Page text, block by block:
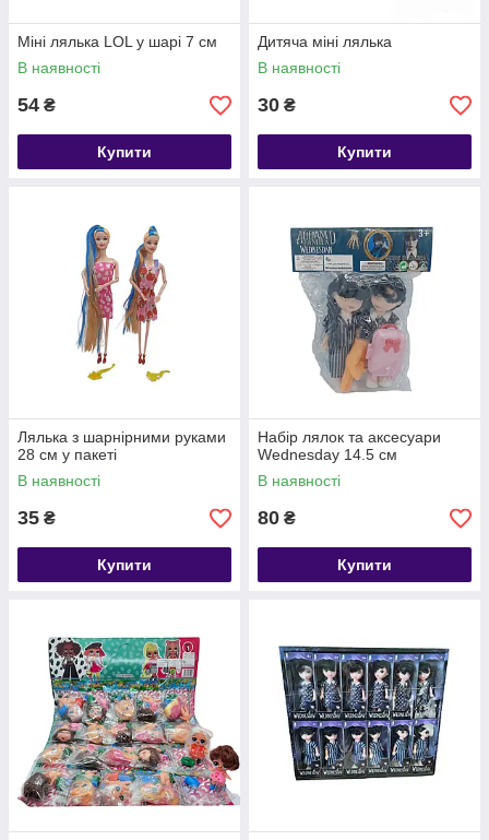
Міні лялька LOL у шарі 7 см
В наявності
54 ₴
Купити
Дитяча міні лялька
В наявності
30 ₴
Купити
Лялька з шарнірними руками
28 см у пакеті
В наявності
35 ₴
Купити
Набір лялок та аксесуари
Wednesday 14.5 см
В наявності
80 ₴
Купити